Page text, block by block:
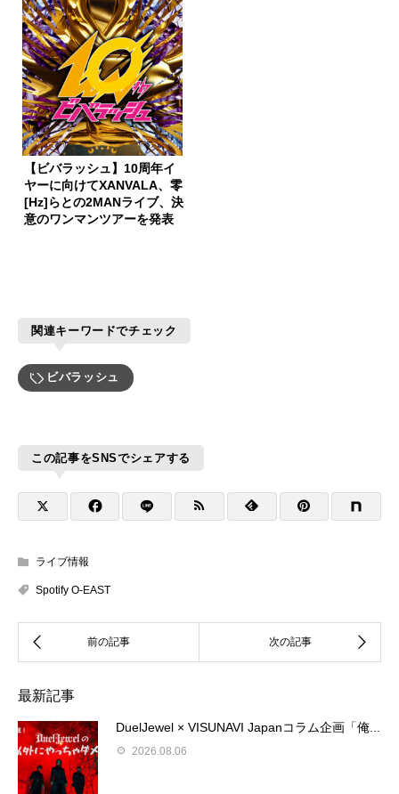
【ビバラッシュ】10周年イ
ヤーに向けてXANVALA、零
[Hz]らとの2MANライブ、決
意のワンマンツアーを発表
関連キーワードでチェック
ビバラッシュ
この記事をSNSでシェアする
ライブ情報
Spotify O-EAST
最新記事
DuelJewel × VISUNAVI Japanコラム企画「俺...
2026.08.06